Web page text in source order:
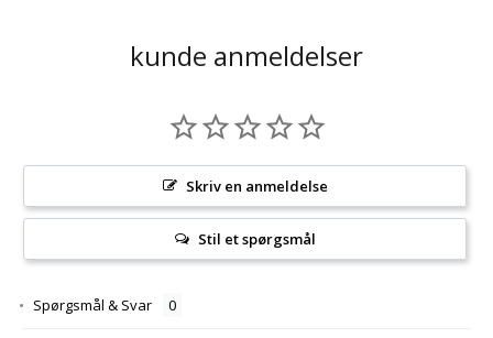
kunde anmeldelser
Skriv en anmeldelse
Stil et spørgsmål
Spørgsmål & Svar